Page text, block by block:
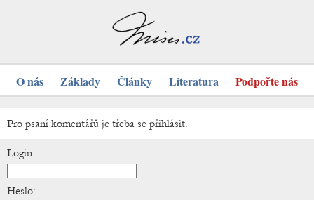
O nás Základy Články Literatura Podpořte nás
Pro psaní komentářů je třeba se přihlásit.
Login:
Heslo: